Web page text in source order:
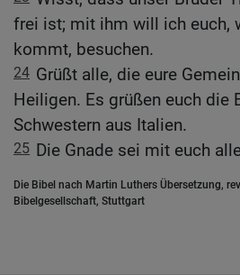
frei ist; mit ihm will ich euch,
kommt, besuchen.
24 Grüßt alle, die eure
Heiligen. Es grüßen euch die
Schwestern aus Italien.
25 Die Gnade sei mit euch
Die Bibel nach Martin Luthers Übersetzung,
Bibelgesellschaft, Stuttgart